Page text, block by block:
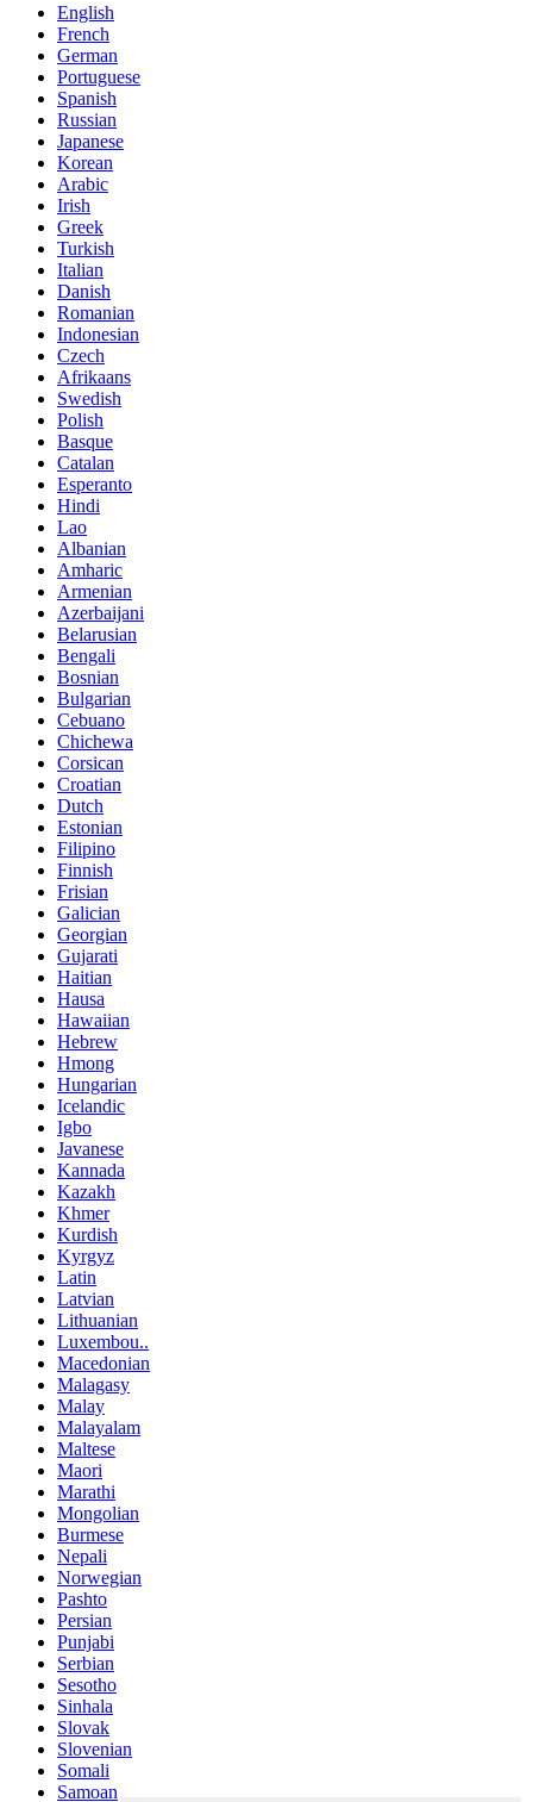
English
French
German
Portuguese
Spanish
Russian
Japanese
Korean
Arabic
Irish
Greek
Turkish
Italian
Danish
Romanian
Indonesian
Czech
Afrikaans
Swedish
Polish
Basque
Catalan
Esperanto
Hindi
Lao
Albanian
Amharic
Armenian
Azerbaijani
Belarusian
Bengali
Bosnian
Bulgarian
Cebuano
Chichewa
Corsican
Croatian
Dutch
Estonian
Filipino
Finnish
Frisian
Galician
Georgian
Gujarati
Haitian
Hausa
Hawaiian
Hebrew
Hmong
Hungarian
Icelandic
Igbo
Javanese
Kannada
Kazakh
Khmer
Kurdish
Kyrgyz
Latin
Latvian
Lithuanian
Luxembou..
Macedonian
Malagasy
Malay
Malayalam
Maltese
Maori
Marathi
Mongolian
Burmese
Nepali
Norwegian
Pashto
Persian
Punjabi
Serbian
Sesotho
Sinhala
Slovak
Slovenian
Somali
Samoan